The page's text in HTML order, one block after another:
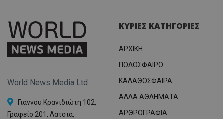
World News Media Ltd
Γιάννου Κρανιδιώτη 102,
Γραφείο 201, Λατσιά,
ΚΥΡΙΕΣ ΚΑΤΗΓΟΡΙΕΣ
ΑΡΧΙΚΗ
ΠΟΔΟΣΦΑΙΡΟ
ΚΑΛΑΘΟΣΦΑΙΡΑ
ΑΛΛΑ ΑΘΛΗΜΑΤΑ
ΑΡΘΡΟΓΡΑΦΙΑ